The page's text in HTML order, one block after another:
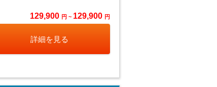
129,900 円 ~ 129,900 円
詳細を見る